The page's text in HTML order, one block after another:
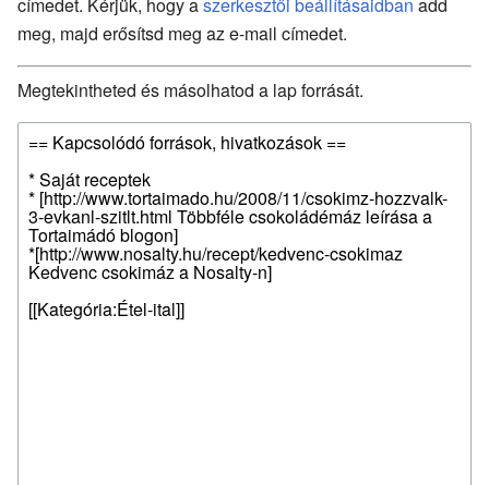
meg, majd erősítsd meg az e-mail címedet.
Megtekintheted és másolhatod a lap forrását.